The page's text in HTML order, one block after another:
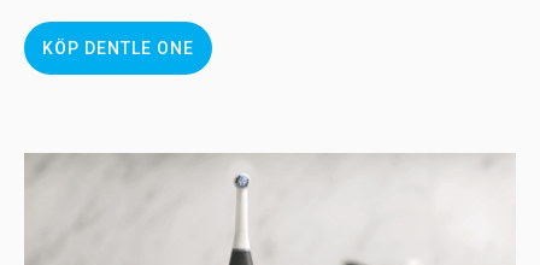
KÖP DENTLE ONE